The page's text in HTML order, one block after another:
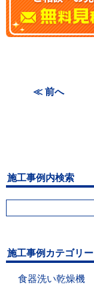
≪ 前へ
施工事例内検索
施工事例カテゴリー
食器洗い乾燥機